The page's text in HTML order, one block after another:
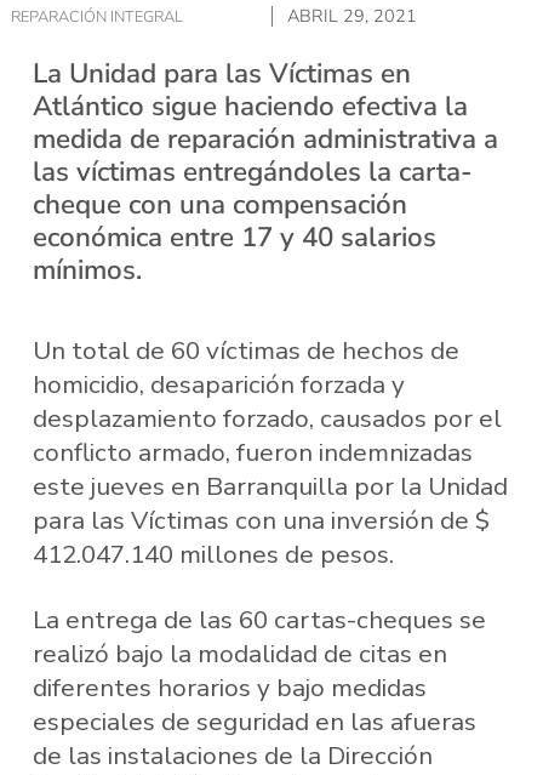
REPARACIÓN INTEGRAL ABRIL 29, 2021
La Unidad para las Víctimas en
Atlántico sigue haciendo efectiva la
medida de reparación administrativa a
las víctimas entregándoles la carta-
cheque con una compensación
económica entre 17 y 40 salarios
mínimos.
Un total de 60 víctimas de hechos de
homicidio, desaparición forzada y
desplazamiento forzado, causados por el
conflicto armado, fueron indemnizadas
este jueves en Barranquilla por la Unidad
para las Víctimas con una inversión de $
412.047.140 millones de pesos.
La entrega de las 60 cartas-cheques se
realizó bajo la modalidad de citas en
diferentes horarios y bajo medidas
especiales de seguridad en las afueras
de las instalaciones de la Dirección